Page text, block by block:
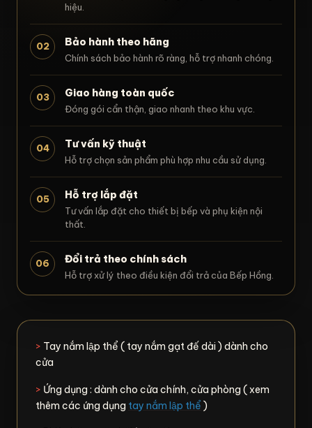
hiệu.
02 Bảo hành theo hãng
Chính sách bảo hành rõ ràng, hỗ trợ nhanh chóng.
03 Giao hàng toàn quốc
Đóng gói cẩn thận, giao nhanh theo khu vực.
04 Tư vấn kỹ thuật
Hỗ trợ chọn sản phẩm phù hợp nhu cầu sử dụng.
05 Hỗ trợ lắp đặt
Tư vấn lắp đặt cho thiết bị bếp và phụ kiện nội
thất.
06 Đổi trả theo chính sách
Hỗ trợ xử lý theo điều kiện đổi trả của Bếp Hồng.
> Tay nắm lập thể ( tay nắm gạt đế dài ) dành cho
cửa
> Ứng dụng : dành cho cửa chính, cửa phòng ( xem
thêm các ứng dụng tay nắm lập thể )